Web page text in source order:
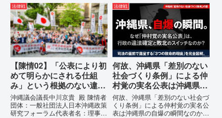
（EMRIP）の各会合において行
われた、沖縄・琉球の先住民族指
定、PFAS（有機フッ素化合物）
問題、米軍基地、伝統文化（...
所：沖縄県那覇市電 話：080-違
法な沖縄県の条例運用が改善され
るまで運用停止を求める陳情陳情
の趣旨沖縄県は、「沖縄県...
法律戦
【陳情02】「公表により初
めて明らかにされる仕組
み」という根拠のない違法
運用の指摘と条例運用の停
止を求める陳情書
沖縄議会議長中川京貴 殿 陳情者
団体：一般社団法人日本沖縄政策
研究フォーラム代表者名：理事
法律戦
何故、沖縄県「差別のない
社会づくり条例」による仲
村覚の実名公表は沖縄県の
自爆の瞬間なのか？その3
つの理由。
何故、沖縄県「差別のない社会づ
くり条例」による仲村覚の実名公
表は沖縄県の自爆の瞬間なのか？